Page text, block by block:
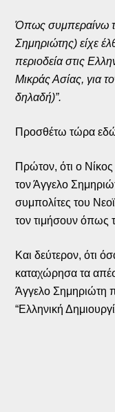
Όπως συμπεραίνω
Σημηριώτης) είχε
περιοδεία στις
Μικράς Ασίας, για
δηλαδή)”.
Προσθέτω τώρα
Πρώτον, ότι ο
τον Άγγελο
συμπολίτες του
τον τιμήσουν όπως
Και δεύτερον, ότι
καταχώρησα τα
Άγγελο Σημηριώτη
“Ελληνική